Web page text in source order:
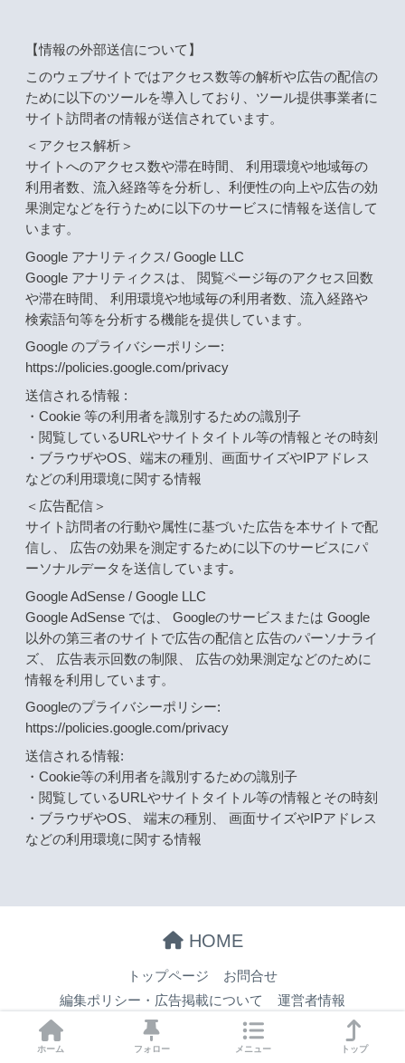
【情報の外部送信について】
このウェブサイトではアクセス数等の解析や広告の配信の
ために以下のツールを導入しており、ツール提供事業者に
サイト訪問者の情報が送信されています。
＜アクセス解析＞
サイトへのアクセス数や滞在時間、 利用環境や地域毎の
利用者数、流入経路等を分析し、利便性の向上や広告の効
果測定などを行うために以下のサービスに情報を送信して
います。
Google アナリティクス/ Google LLC
Google アナリティクスは、 閲覧ページ毎のアクセス回数
や滞在時間、 利用環境や地域毎の利用者数、流入経路や
検索語句等を分析する機能を提供しています。
Google のプライバシーポリシー:
https://policies.google.com/privacy
送信される情報 :
・Cookie 等の利用者を識別するための識別子
・閲覧しているURLやサイトタイトル等の情報とその時刻
・ブラウザやOS、端末の種別、画面サイズやIPアドレス
などの利用環境に関する情報
＜広告配信＞
サイト訪問者の行動や属性に基づいた広告を本サイトで配
信し、 広告の効果を測定するために以下のサービスにパ
ーソナルデータを送信しています｡
Google AdSense / Google LLC
Google AdSense では、 Googleのサービスまたは Google
以外の第三者のサイトで広告の配信と広告のパーソナライ
ズ、 広告表示回数の制限、 広告の効果測定などのために
情報を利用しています。
Googleのプライバシーポリシー:
https://policies.google.com/privacy
送信される情報:
・Cookie等の利用者を識別するための識別子
・閲覧しているURLやサイトタイトル等の情報とその時刻
・ブラウザやOS、 端末の種別、 画面サイズやIPアドレス
などの利用環境に関する情報
HOME
トップページ
お問合せ
編集ポリシー・広告掲載について
運営者情報
プライバシーポリシー
サイトマップ
プライバシーポリシー
ホーム フォロー メニュー トップ